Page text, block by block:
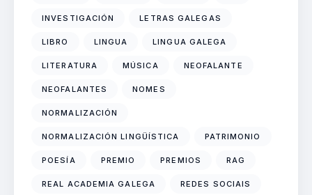
INVESTIGACIÓN LETRAS GALEGAS
LIBRO LINGUA LINGUA GALEGA
LITERATURA MÚSICA NEOFALANTE
NEOFALANTES NOMES
NORMALIZACIÓN
NORMALIZACIÓN LINGÜÍSTICA PATRIMONIO
POESÍA PREMIO PREMIOS RAG
REAL ACADEMIA GALEGA REDES SOCIAIS